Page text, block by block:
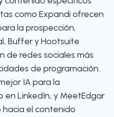
como Expandi ofrecen
la prospección,
Buffer y Hootsuite
de redes sociales más
de programación.
IA para la
LinkedIn, y MeetEdgar
el contenido